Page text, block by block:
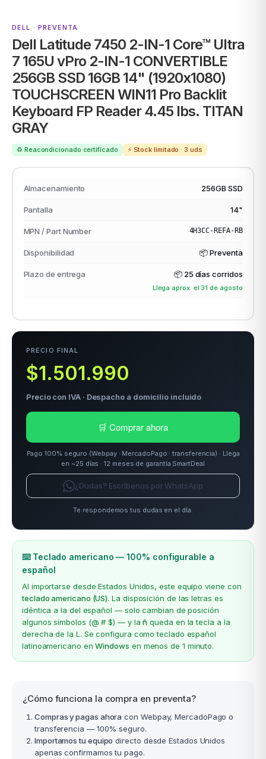
ACER
→
DELL · PREVENTA
Dell Latitude 7450 2-IN-1 Core™ Ultra
7 165U vPro 2-IN-1 CONVERTIBLE
256GB SSD 16GB 14" (1920x1080)
TOUCHSCREEN WIN11 Pro Backlit
Keyboard FP Reader 4.45 lbs. TITAN
GRAY
♻️ Reacondicionado certificado ⚡ Stock limitado · 3 uds
Almacenamiento 256GB SSD
Pantalla 14"
MPN / Part Number 4H3CC-REFA-RB
Disponibilidad 📦 Preventa
Plazo de entrega 📦 25 días corridos
Llega aprox. el 31 de agosto
PRECIO FINAL
$1.501.990
Precio con IVA · Despacho a domicilio incluido
🛒 Comprar ahora
Pago 100% seguro (Webpay · MercadoPago · transferencia) · Llega
en ~25 días · 12 meses de garantía SmartDeal
¿Dudas? Escríbenos por WhatsApp
Te respondemos tus dudas en el día.
⌨️ Teclado americano — 100% configurable a
español
Al importarse desde Estados Unidos, este equipo viene con
teclado americano (US). La disposición de las letras es
idéntica a la del español — solo cambian de posición
algunos símbolos (@ # $) — y lañ queda en la tecla a la
derecha de la L. Se configura como teclado español
latinoamericano enWindows en menos de 1 minuto.
¿Cómo funciona la compra en preventa?
Compras y pagas ahora con Webpay, MercadoPago o
transferencia — 100% seguro.
Importamos tu equipo directo desde Estados Unidos
apenas confirmamos tu pago.